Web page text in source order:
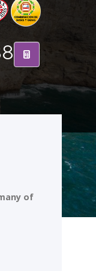
of